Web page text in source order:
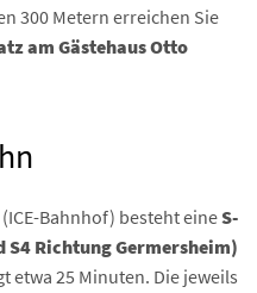
300 Metern erreichen Sie
am Gästehaus Otto
(ICE-Bahnhof) besteht eineS-
S4 Richtung Germersheim)
etwa 25 Minuten. Die jeweils